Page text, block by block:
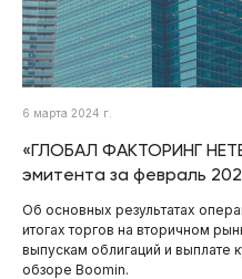
6 марта 2024 г.
«ГЛОБАЛ ФАКТОРИНГ
эмитента за февраль
Об основных результатах
итогах торгов на вторичном
выпускам облигаций и
обзоре Boomin.